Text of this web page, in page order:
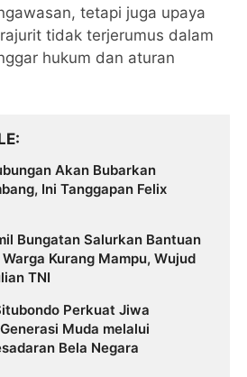
tetapi juga upaya
tidak terjerumus dalam
hukum dan aturan
Akan Bubarkan
Ini Tanggapan Felix
Bungatan Salurkan Bantuan
Kurang Mampu, Wujud
TNI
Perkuat Jiwa
Muda melalui
Bela Negara